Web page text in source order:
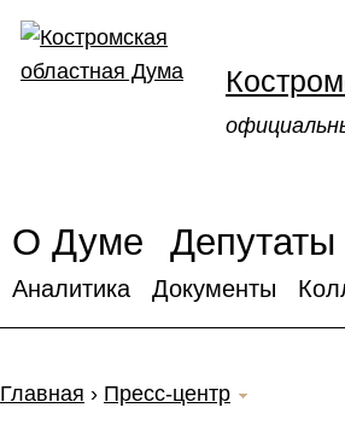
О Думе Депутаты
Аналитика Документы
Главная › Пресс-центр